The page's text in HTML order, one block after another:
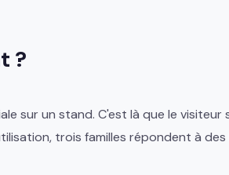
?
sur un stand. C'est là que le visiteur
trois familles répondent à